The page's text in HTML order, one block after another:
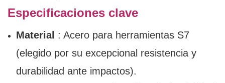
Especificaciones clave
Material : Acero para herramientas S7
(elegido por su excepcional resistencia y
durabilidad ante impactos).